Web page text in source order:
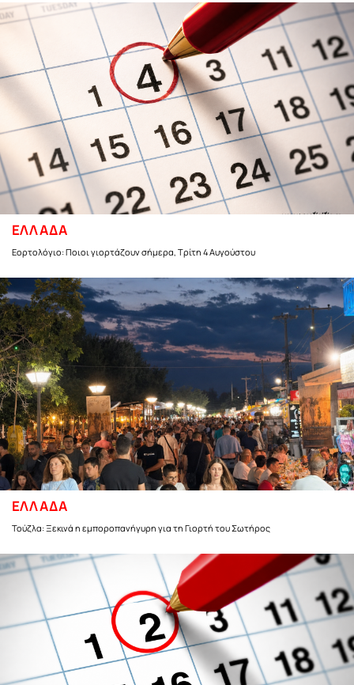
ΕΛΛΑΔΑ
Εορτολόγιο: Ποιοι γιορτάζουν σήμερα, Τρίτη 4 Αυγούστου
ΕΛΛΑΔΑ
Τούζλα: Ξεκινά η εμποροπανήγυρη για τη Γιορτή του Σωτήρος